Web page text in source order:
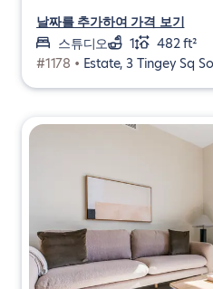
날짜를 추가하여 가격 보기
스튜디오
1
482 ft²
#1178 • Estate, 3 Tingey Sq